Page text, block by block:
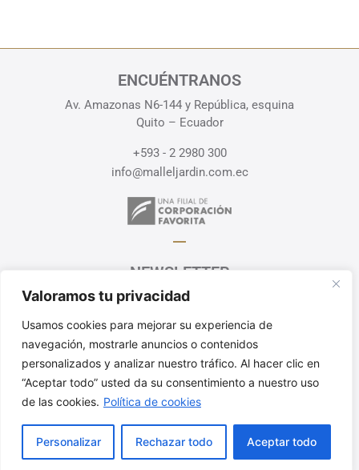
Valoramos tu privacidad
Usamos cookies para mejorar su experiencia de
navegación, mostrarle anuncios o contenidos
personalizados y analizar nuestro tráfico. Al hacer clic en
“Aceptar todo” usted da su consentimiento a nuestro uso
de las cookies. Política de cookies
Personalizar Rechazar todo Aceptar todo
ENCUÉNTRANOS
Av. Amazonas N6-144 y República, esquina
Quito – Ecuador
+593 - 2 2980 300
info@malleljardin.com.ec
NEWSLETTER
Recibe en tu correo información
¡SUSCRÍBETE!
Política de Privacidad